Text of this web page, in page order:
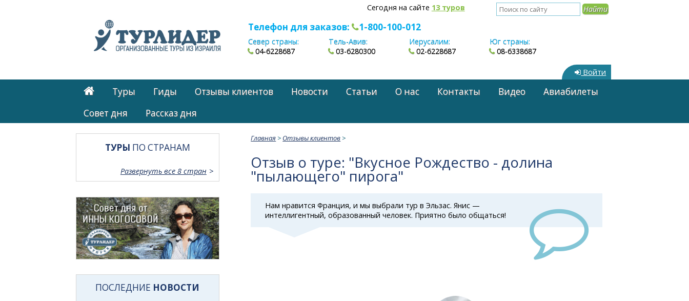
Сегодня на сайте 13 туров
Телефон для заказов: 1-800-100-012
Север страны:
04-6228687
Тель-Авив:
03-6280300
Иерусалим:
02-6228687
Юг страны:
08-6338687
Войти
Туры Гиды Отзывы клиентов Новости Статьи О нас Контакты Видео
Авиабилеты
Cовет дня
Рассказ дня
Главная > Отзывы клиентов >
Отзыв о туре: "Вкусное Рождество - долина
"пылающего" пирога"
Нам нравится Франция, и мы выбрали тур в Эльзас. Янис —
интеллигентный, образованный человек. Приятно было общаться!
ТУРЫ ПО СТРАНАМ
Развернуть все 8 стран
ПОСЛЕДНИЕ НОВОСТИ